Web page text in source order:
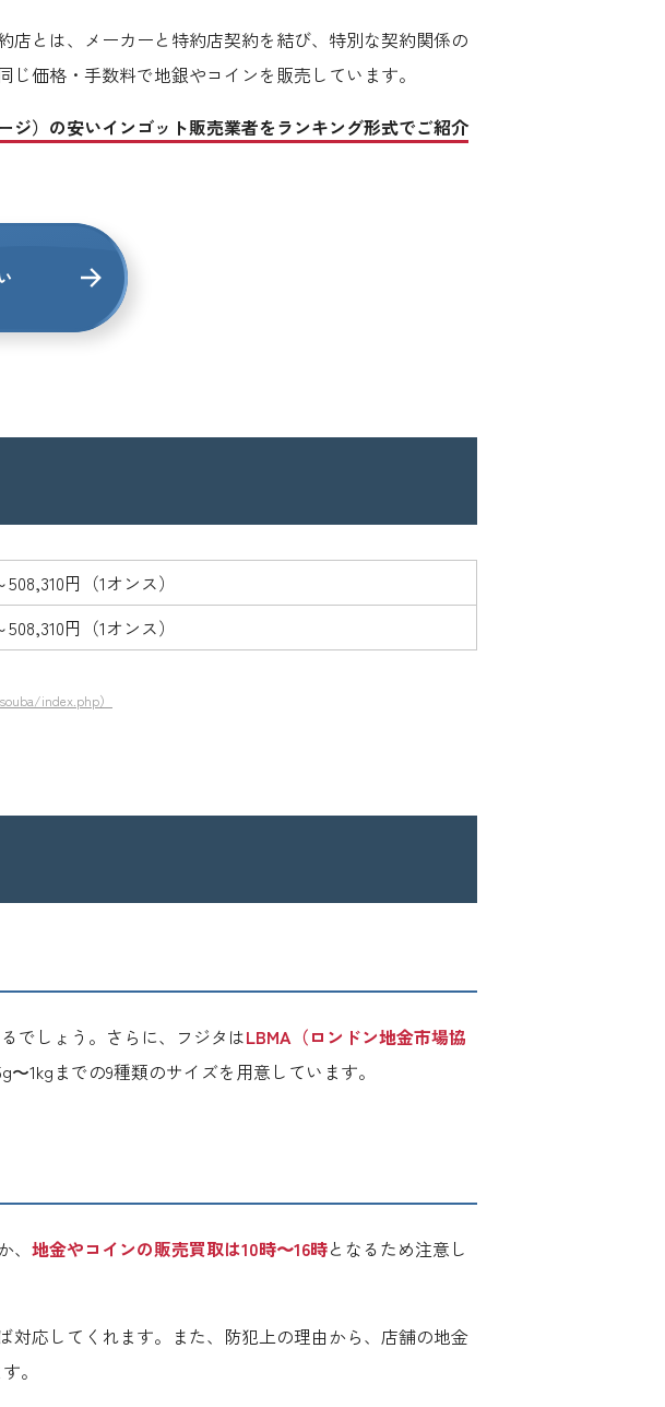
店とは、メーカーと特約店契約を結び、特別な契約関係の
価格・手数料で地銀やコインを販売しています。
ジ）の安いインゴット販売業者をランキング形式でご紹介
円（1オンス）
円（1オンス）
index.php）
でしょう。さらに、フジタはLBMA（ロンドン地金市場協
1kgまでの9種類のサイズを用意しています。
地金やコインの販売買取は10時〜16時となるため注意し
応してくれます。また、防犯上の理由から、店舗の地金
。